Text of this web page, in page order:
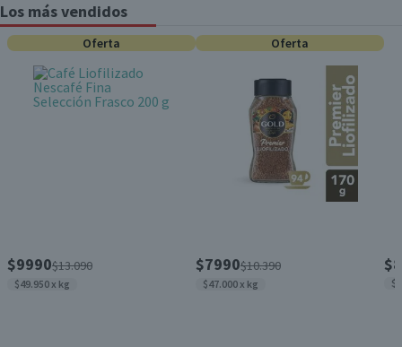
Los más vendidos
Oferta
$9990$13.090
$49.950 x kg
Oferta
$7990$10.390
$47.000 x kg